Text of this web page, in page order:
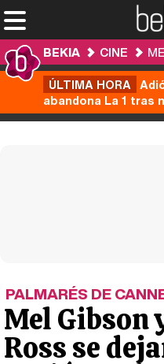
BEKIA CINE
ÚLTIMA HORA
abandona La 1 tras
PALMARÉS DE
Mel Gibson
Ross se